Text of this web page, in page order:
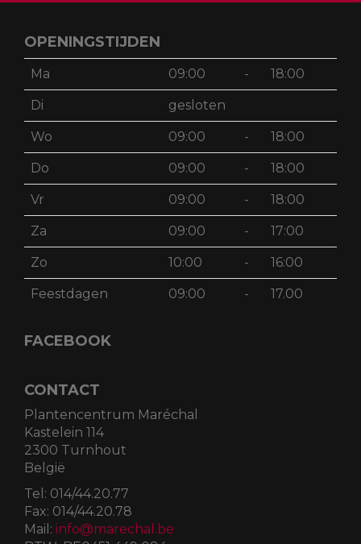
OPENINGSTIJDEN
Ma 09:00 - 18:00
Di gesloten
Wo 09:00 - 18:00
Do 09:00 - 18:00
Vr 09:00 - 18:00
Za 09:00 - 17:00
Zo 10:00 - 16:00
Feestdagen 09:00 - 17.00
FACEBOOK
CONTACT
Plantencentrum Maréchal
Kastelein 114
2300 Turnhout
België
Tel: 014/44.20.77
Fax: 014/44.20.78
Mail: info@marechal.be